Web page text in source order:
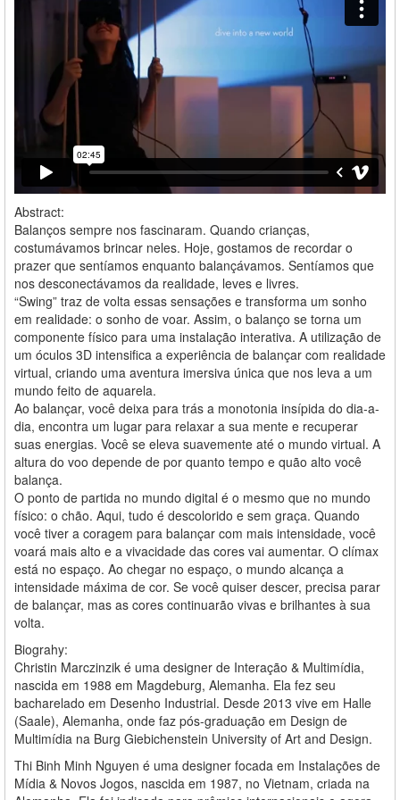
Abstract:
Balanços sempre nos fascinaram. Quando crianças,
costumávamos brincar neles. Hoje, gostamos de recordar o
prazer que sentíamos enquanto balançávamos. Sentíamos que
nos desconectávamos da realidade, leves e livres.
“Swing” traz de volta essas sensações e transforma um sonho
em realidade: o sonho de voar. Assim, o balanço se torna um
componente físico para uma instalação interativa. A utilização de
um óculos 3D intensifica a experiência de balançar com realidade
virtual, criando uma aventura imersiva única que nos leva a um
mundo feito de aquarela.
Ao balançar, você deixa para trás a monotonia insípida do dia-a-
dia, encontra um lugar para relaxar a sua mente e recuperar
suas energias. Você se eleva suavemente até o mundo virtual. A
altura do voo depende de por quanto tempo e quão alto você
balança.
O ponto de partida no mundo digital é o mesmo que no mundo
físico: o chão. Aqui, tudo é descolorido e sem graça. Quando
você tiver a coragem para balançar com mais intensidade, você
voará mais alto e a vivacidade das cores vai aumentar. O clímax
está no espaço. Ao chegar no espaço, o mundo alcança a
intensidade máxima de cor. Se você quiser descer, precisa parar
de balançar, mas as cores continuarão vivas e brilhantes à sua
volta.
Biograhy:
Christin Marczinzik é uma designer de Interação & Multimídia,
nascida em 1988 em Magdeburg, Alemanha. Ela fez seu
bacharelado em Desenho Industrial. Desde 2013 vive em Halle
(Saale), Alemanha, onde faz pós-graduação em Design de
Multimídia na Burg Giebichenstein University of Art and Design.
Thi Binh Minh Nguyen é uma designer focada em Instalações de
Mídia & Novos Jogos, nascida em 1987, no Vietnam, criada na